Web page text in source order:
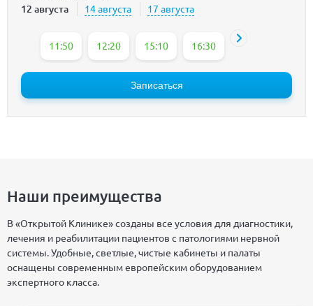
12 августа 14 августа 17 августа
11:50 12:20 15:10 16:30
Записаться
Наши преимущества
В «Открытой Клинике» созданы все условия для диагностики,
лечения и реабилитации пациентов с патологиями нервной
системы. Удобные, светлые, чистые кабинеты и палаты
оснащены современным европейским оборудованием
экспертного класса.